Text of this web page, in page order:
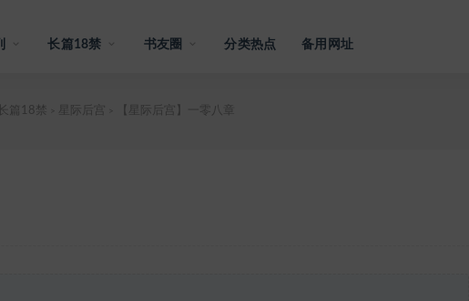
长篇18禁 书友圈 分类热点 备用网址
长篇18禁 星际后宫 【星际后宫】一零八章